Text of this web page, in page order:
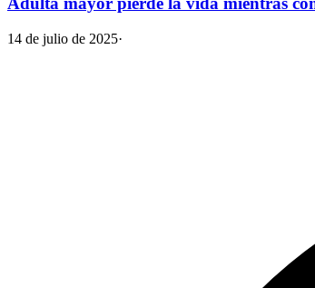
14 de julio de 2025·